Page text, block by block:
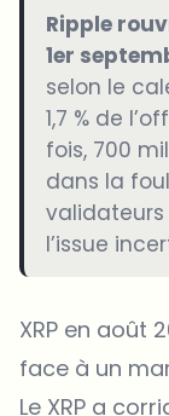
Ripple
1er
selon le
1,7 % de
fois, 700
dans la
validateurs
l’issue
XRP en août
face à un
Le XRP a